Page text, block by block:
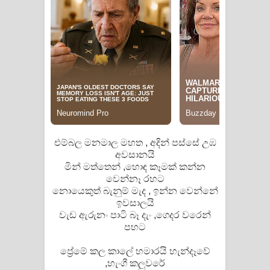
Raawaya Song Lyrics - රාවය ගීතයේ
පද පෙළ
දෙන්න ගීතයේ පද පෙළ
Kaalaya Song Lyrics - කාලය ගීතයේ පද
පෙළ
Aramuna Song Lyrics - අරමුණ ගීතයේ
පද පෙළ
Sandata Duka Hithila Song Lyrics -
සඳට දුක හිතිලා ගීතයේ පද පෙළ
එම්බල මනමාල මහත ‍, අදින් පස්සේ උඹ
අවසානයි
මින් මත්තෙන් ‍,හොඳ කෑමක් කන්න
වෙන්නෑ රහට
නොයෙකුත් බැනුම් මැද ‍, ඉන්න වෙන්නේ
ඉවසාලයි
වැඩ ඇරුනං පාටි බෑ දැං ‍,ගෙදර වරෙන්
පහට
ප්‍රේමේ කල කාලේ හමාරයි හැන්දෑවේ
‍,හැංගී කලුවරේ‍